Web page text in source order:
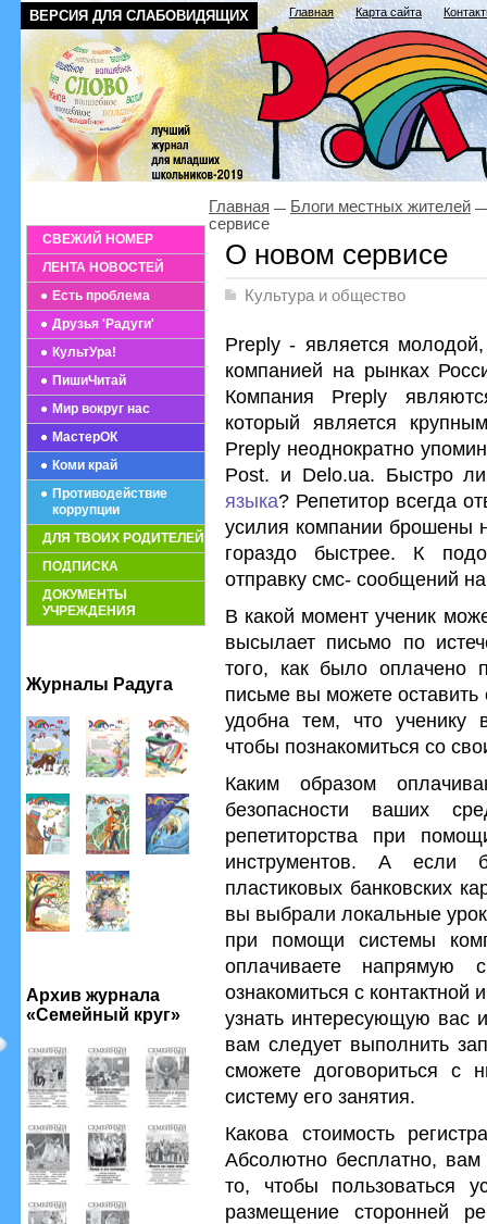
ВЕРСИЯ ДЛЯ СЛАБОВИДЯЩИХ Главная Карта сайта
СВЕЖИЙ НОМЕР
ЛЕНТА НОВОСТЕЙ
Есть проблема
Друзья 'Радуги'
КультУра!
ПишиЧитай
Мир вокруг нас
МастерОК
Коми край
Противодействие
коррупции
ДЛЯ ТВОИХ РОДИТЕЛЕЙ
ПОДПИСКА
ДОКУМЕНТЫ
УЧРЕЖДЕНИЯ
Журналы Радуга
Архив журнала
«Семейный круг»
Главная
Блоги местных жителей
сервисе
О новом сервисе
Культура и общество
Preply - является
компанией на рынках
Компания Preply
который является
Preply неоднократно
Post. и Delo.ua. Быстро
языка? Репетитор всегда
усилия компании брошены
гораздо быстрее. К
отправку смс- сообщений
В какой момент ученик
высылает письмо по
того, как было оплачено
письме вы можете
удобна тем, что ученику
чтобы познакомиться со
Каким образом
безопасности ваших
репетиторства при
инструментов. А если
пластиковых банковских
вы выбрали локальные
при помощи системы
оплачиваете напрямую
ознакомиться с
узнать интересующую вас
вам следует выполнить
сможете договориться с
систему его занятия.
Какова стоимость
Абсолютно бесплатно, вам
то, чтобы пользоваться
размещение сторонней